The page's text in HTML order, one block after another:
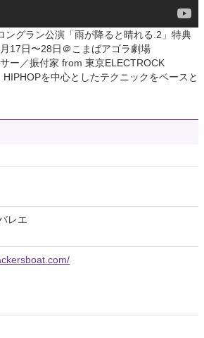
ングラン公演「雨が降ると晴れる.2」特典
17日〜28日＠こまばアゴラ劇場
ー／振付家 from 東京ELECTROCK
を中心としたテクニックをベースと
レエ